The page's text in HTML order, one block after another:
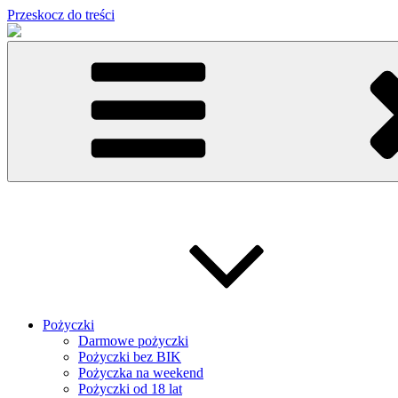
Przeskocz do treści
Pożyczki
Darmowe pożyczki
Pożyczki bez BIK
Pożyczka na weekend
Pożyczki od 18 lat